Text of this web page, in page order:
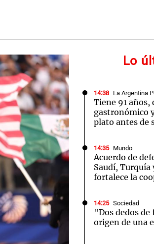
Lo
14:38 La Argentina
Tiene 91
gastronómico
plato antes de
14:35 Mundo
Acuerdo de
Saudí, Turquía
fortalece la
14:25 Sociedad
"Dos dedos
origen de una